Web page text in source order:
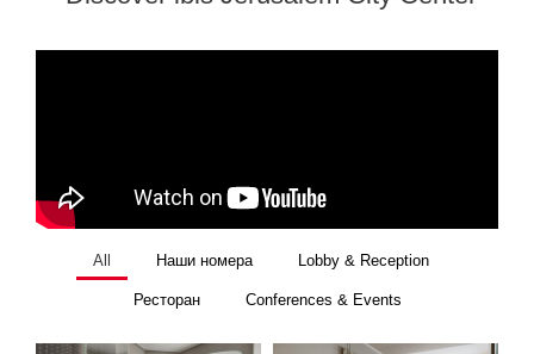
All Наши номера Lobby & Reception
Ресторан Conferences & Events